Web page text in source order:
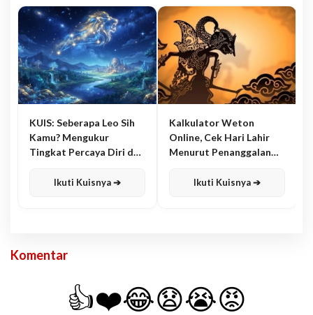
KUIS: Seberapa Leo Sih
Kamu? Mengukur
Tingkat Percaya Diri dan
Ikuti Kuisnya ➔
Kalkulator Weton
Online, Cek Hari Lahir
Menurut Penanggalan
Ikuti Kuisnya ➔
Komentar
👍❤️😂😧😭😡